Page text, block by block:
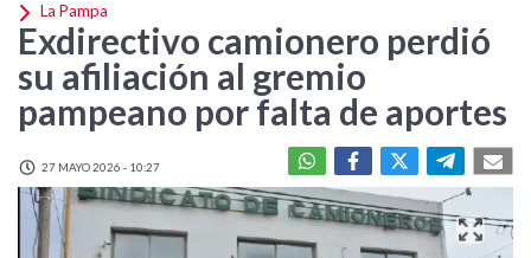
La Pampa
Exdirectivo camionero perdió
su afiliación al gremio
pampeano por falta de aportes
27 MAYO 2026 - 10:27